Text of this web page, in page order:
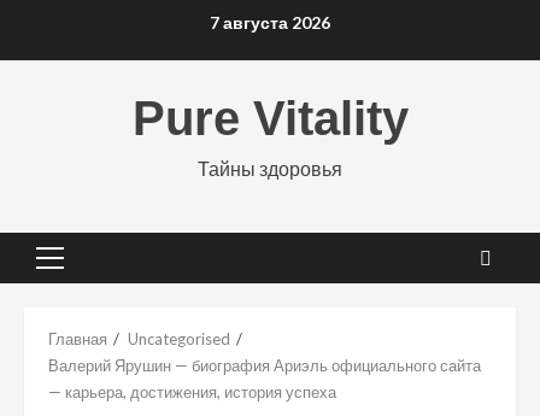
7 августа 2026
Pure Vitality
Тайны здоровья
Основное
Главная
Uncategorised
Валерий Ярушин — биография Ариэль официального сайта
— карьера, достижения, история успеха